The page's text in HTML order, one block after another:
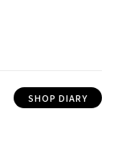
SHOP DIARY